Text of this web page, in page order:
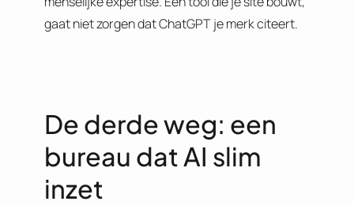
gaat niet zorgen dat ChatGPT je merk citeert.
De derde weg: een
bureau dat AI slim
inzet